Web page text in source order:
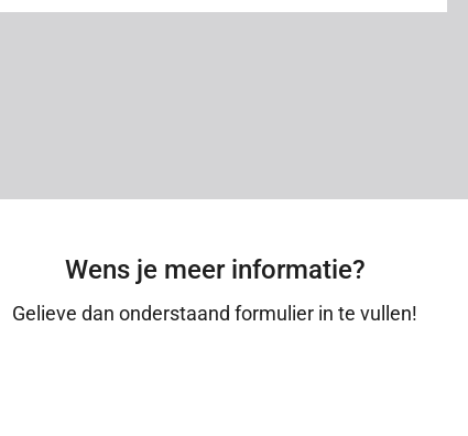
Wens je meer informatie?
Gelieve dan onderstaand formulier in te vullen!